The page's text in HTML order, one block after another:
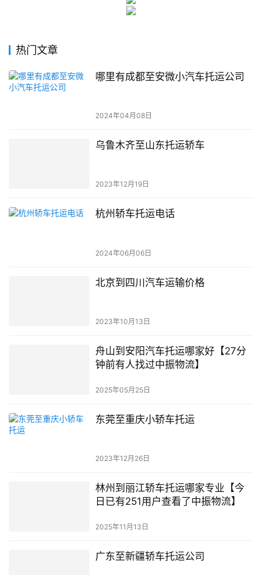
热门文章
哪里有成都至安微小汽车托运公司
2024年04月08日
乌鲁木齐至山东托运轿车
2023年12月19日
杭州轿车托运电话
2024年06月06日
北京到四川汽车运输价格
2023年10月13日
舟山到安阳汽车托运哪家好【27分
钟前有人找过中振物流】
2025年05月25日
东莞至重庆小轿车托运
2023年12月26日
林州到丽江轿车托运哪家专业【今
日已有251用户查看了中振物流】
2025年11月13日
广东至新疆轿车托运公司